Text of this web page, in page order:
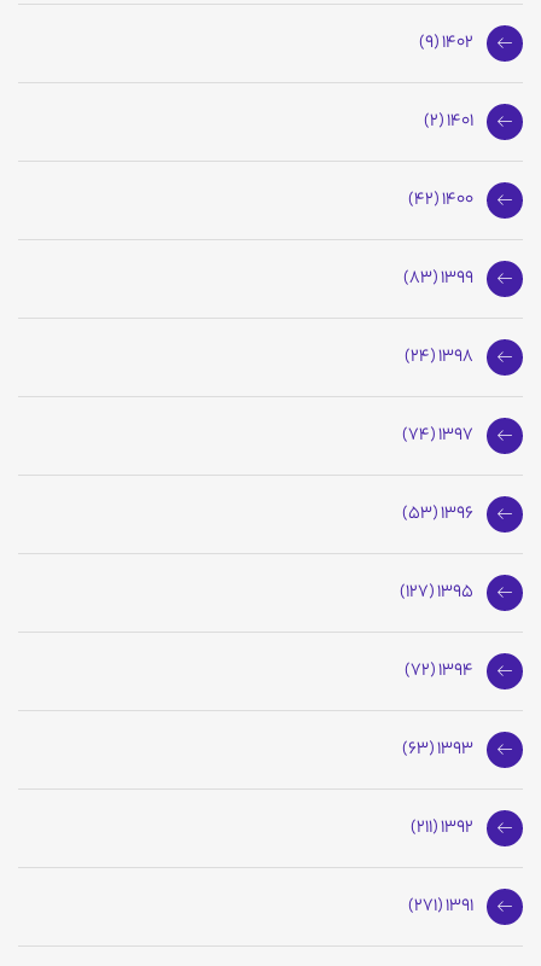
1402 (9)
1401 (2)
1400 (42)
1399 (83)
1398 (24)
1397 (74)
1396 (53)
1395 (127)
1394 (72)
1393 (63)
1392 (211)
1391 (271)